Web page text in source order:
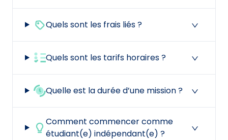
Quels sont les frais liés ?
Quels sont les tarifs horaires ?
Quelle est la durée d’une mission ?
Comment commencer comme
étudiant(e) indépendant(e) ?